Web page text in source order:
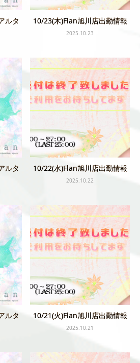
ルタ
10/23(木)Flan旭川店出勤情報
2025.10.23
ルタ
10/22(水)Flan旭川店出勤情報
2025.10.22
ルタ
10/21(火)Flan旭川店出勤情報
2025.10.21